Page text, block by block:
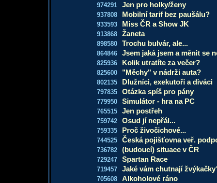
974291 Jen pro holky/ženy
937808 Mobilní tarif bez paušálu?
933593 Miss ČR a Show JK
913868 Žaneta
898580 Trochu bulvár, ale...
864846 Jsem jaká jsem a měnit se
825936 Kolik utratíte za večer?
825600 "Měchy" v nádrži auta?
802135 Dlužníci, exekutoři a diváci
797835 Otázka spíš pro pány
779950 Simulátor - hra na PC
765515 Jen postřeh
759742 Osud jí nepřál...
759335 Proč živočichové...
744525 Česká pojišťovna veř.
736782 (budoucí) situace v ČR
729247 Spartan Race
719457 Jaké vám chutnají
705608 Alkoholové ráno